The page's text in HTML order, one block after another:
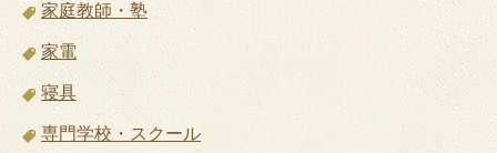
家庭教師・塾
家電
寝具
専門学校・スクール